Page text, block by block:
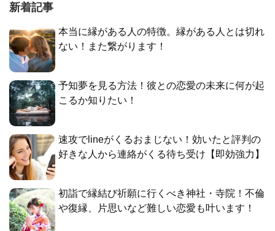
新着記事
本当に縁がある人の特徴。縁がある人とは切れ
ない！また繋がります！
予知夢を見る方法！彼との恋愛の未来に何が起
こるか知りたい！
速攻でlineがくるおまじない！効いたと評判の
好きな人から連絡がくる待ち受け【即効強力】
初詣で縁結び祈願に行くべき神社・寺院！不倫
や復縁、片思いなど難しい恋愛も叶います！